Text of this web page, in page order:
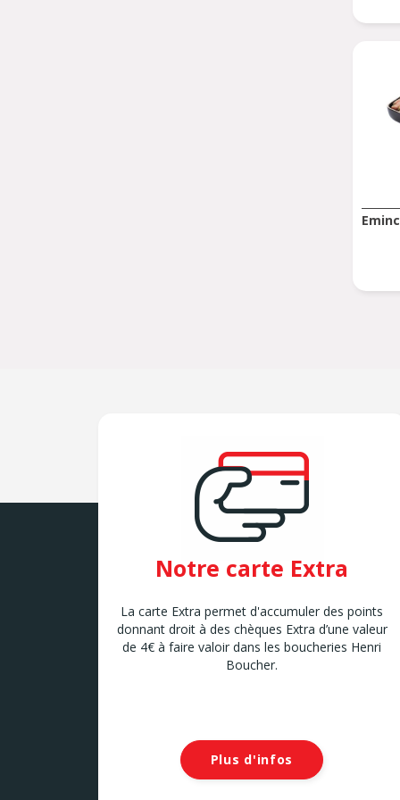
Notre carte Extra
La carte Extra permet d'accumuler des points
donnant droit à des chèques Extra d’une valeur
de 4€ à faire valoir dans les boucheries Henri
Boucher.
Plus d'infos